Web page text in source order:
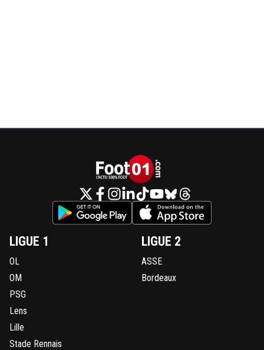
LIGUE 1
OL
OM
PSG
Lens
Lille
Stade Rennais
LIGUE 2
ASSE
Bordeaux